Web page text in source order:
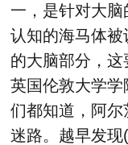
一，是针对大
认知的海马体
的大脑部分，这
英国伦敦大学学
们都知道，阿
迷路。越早发